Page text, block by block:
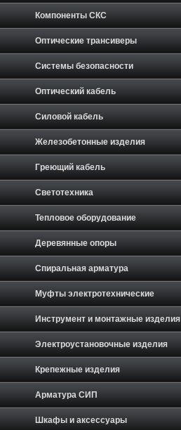
Компоненты СКС
Оптические трансиверы
Системы безопасности
Оптический кабель
Силовой кабель
Железобетонные изделия
Греющий кабель
Светотехника
Тепловое оборудование
Деревянные опоры
Спиральная арматура
Муфты электротехнические
Инструмент и монтажные изделия
Электроустановочные изделия
Крепежные изделия
Арматура СИП
Шкафы и аксессуары